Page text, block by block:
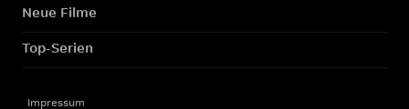
Neue Filme
Top-Serien
Impressum